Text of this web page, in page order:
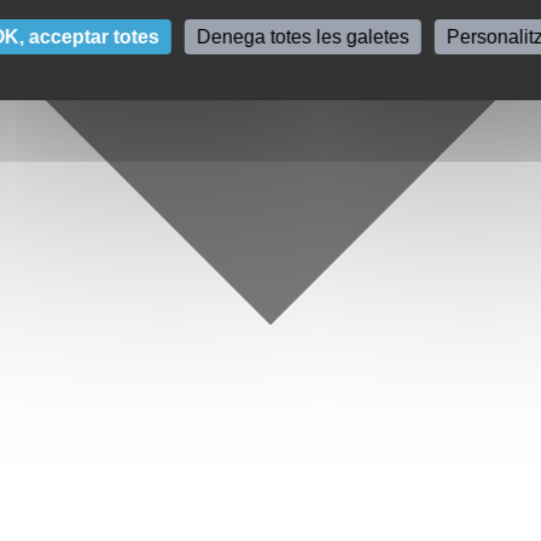
acceptar totes Denega totes les galetes